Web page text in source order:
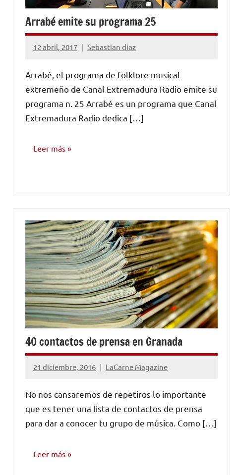
Arrabé emite su programa 25
12 abril, 2017 Sebastian diaz
No
comentarios
Arrabé, el programa de folklore musical
extremeño de Canal Extremadura Radio emite su
programa n. 25 Arrabé es un programa que Canal
Extremadura Radio dedica […]
Leer más
40 contactos de prensa en Granada
21 diciembre, 2016 LaCarne Magazine
No
comentarios
No nos cansaremos de repetiros lo importante
que es tener una lista de contactos de prensa
para dar a conocer tu grupo de música. Como […]
Leer más